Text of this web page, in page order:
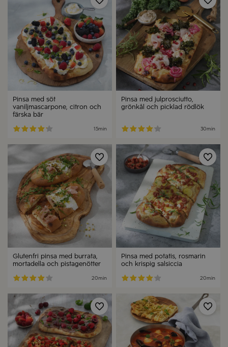
Spara
Pinsa med söt
vaniljmascarpone, citron och
färska bär
15min
Pinsa med julprosciutto,
grönkål och picklad rödlök
30min
Spara
Glutenfri pinsa med burrata,
mortadella och pistagenötter
20min
Pinsa med potatis, rosmarin
och krispig salsiccia
20min
Spara